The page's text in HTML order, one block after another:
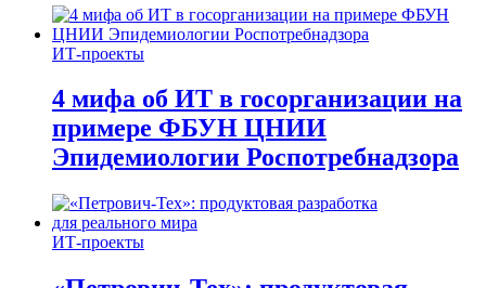
ИТ-проекты
4 мифа об ИТ в госорганизации на
примере ФБУН ЦНИИ
Эпидемиологии Роспотребнадзора
ИТ-проекты